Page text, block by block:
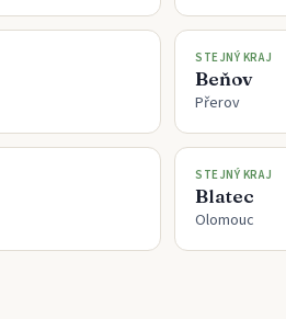
STEJNÝ KRAJ
Beňov
Přerov
STEJNÝ KRAJ
Blatec
Olomouc